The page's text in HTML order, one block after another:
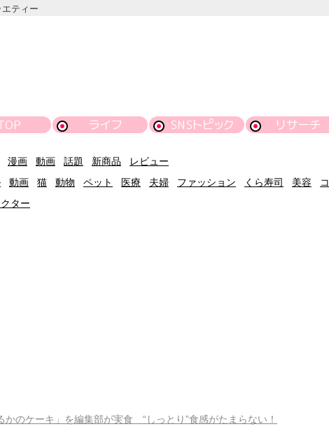
ティー
ライフ SNSトピック リサーチ
漫画 動画 話題 新商品
レビュー
動画 猫 動物 ペット 医療 夫婦 ファッション くら寿司 美容
ター
かのケーキ」を編集部が実食 “しっとり”食感がたまらない！